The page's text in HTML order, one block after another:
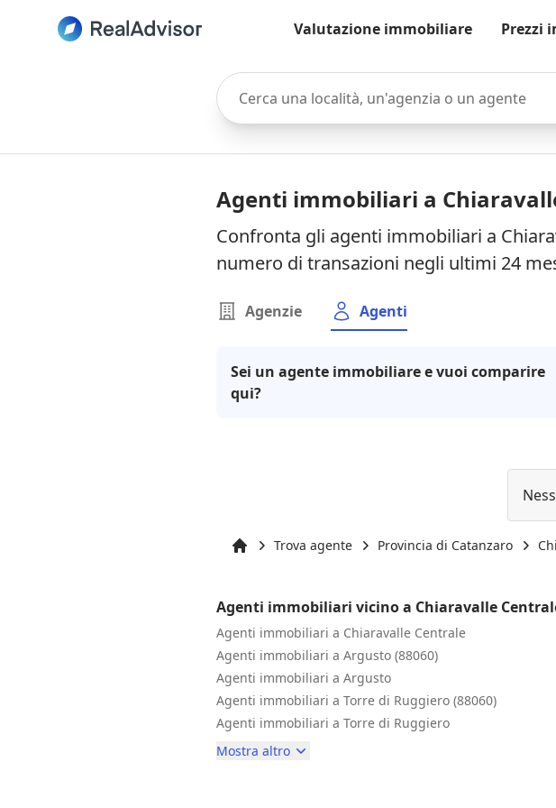
Valutazione immobiliare Prezzi
Cerca una località, un'agenzia o un agente
Agenti immobiliari a
Confronta gli agenti immobiliari a
numero di transazioni negli ultimi 24
Agenzie Agenti
Sei un agente immobiliare e vuoi comparire
qui?
Trova agente Provincia di Catanzaro
Agenti immobiliari vicino a Chiaravalle
Agenti immobiliari a Chiaravalle Centrale
Agenti immobiliari a Argusto (88060)
Agenti immobiliari a Argusto
Agenti immobiliari a Torre di Ruggiero (88060)
Agenti immobiliari a Torre di Ruggiero
Mostra altro